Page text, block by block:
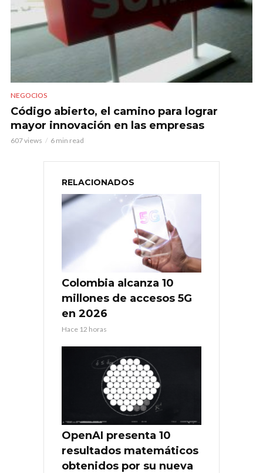
NEGOCIOS
Código abierto, el camino para lograr
mayor innovación en las empresas
607 views 6 min read
RELACIONADOS
Colombia alcanza 10
millones de accesos 5G
en 2026
Hace 12 horas
OpenAI presenta 10
resultados matemáticos
obtenidos por su nueva